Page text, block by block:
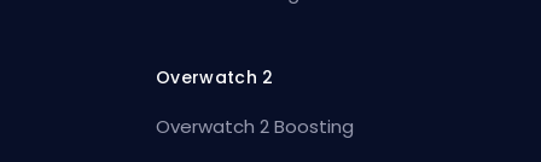
Overwatch 2
Overwatch 2 Boosting